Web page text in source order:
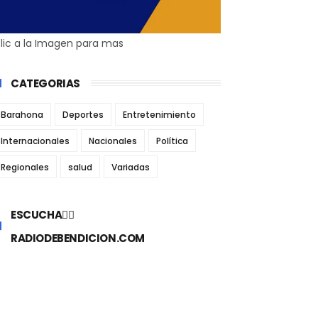
a la Imagen para mas
CATEGORIAS
Barahona Deportes Entretenimiento
Internacionales Nacionales Política
Regionales salud Variadas
ESCUCHA👉🏼
RADIODEBENDICION.COM